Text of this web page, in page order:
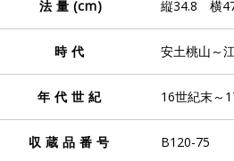
法量 (cm) 縦34.8 横
時代 安土桃山～
年代世紀 16世紀末～
収蔵品番号 B120-75